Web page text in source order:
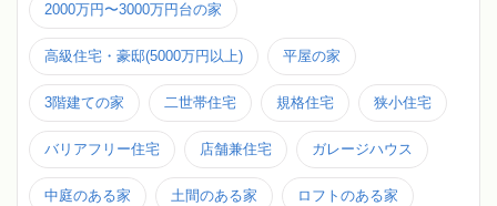
2000万円〜3000万円台の家
高級住宅・豪邸(5000万円以上) 平屋の家
3階建ての家 二世帯住宅 規格住宅 狭小住宅
バリアフリー住宅 店舗兼住宅 ガレージハウス
中庭のある家 土間のある家 ロフトのある家